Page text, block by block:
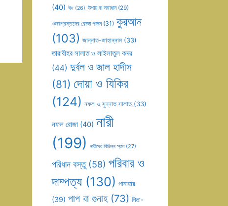
(40) ঈদ (26) উপায় বা সমাধান(29)
ওজরগ্রস্তদের রোজা পালন(31) কুরআন
(103) জান্নাত-জাহান্নাম (33)
তারাবীহর সালাত ও লাইলাতুল কদর
(44) দুর্বল ও জাল হাদীস
(81) দোয়া ও যিকির
(124) নফল ও সুন্নাত সালাত(33)
নফল রোজা (40) নারী
(199) নারীদের বিভিন্ন স্রাব(27)
পরিধান বস্তু(58) পরিবার ও
দাম্পত্য (130) পানাহার
(39) পাপ বা গুনাহ(73) পিতা-